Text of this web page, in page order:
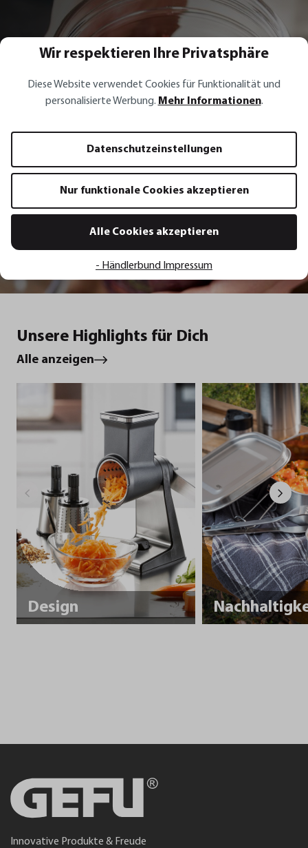
Rezept Inspirationen
Rotes Sauerkraut mit Möhren,
Zum Rezept
Frühlingszwiebeln, Koriander und Chili
Unsere Highlights für Dich
Alle anzeigen
Design
Innovative Produkte & Freude
Wir respektieren Ihre Privatsphäre
Diese Website verwendet Cookies für Funktionalität und
personalisierte Werbung. Mehr Informationen.
Datenschutzeinstellungen
Nur funktionale Cookies akzeptieren
Alle Cookies akzeptieren
- Händlerbund Impressum